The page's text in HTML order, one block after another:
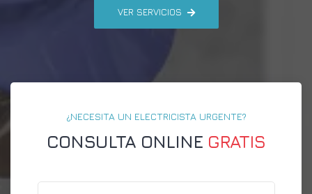
VER SERVICIOS
¿NECESITA UN ELECTRICISTA URGENTE?
CONSULTA ONLINE GRATIS